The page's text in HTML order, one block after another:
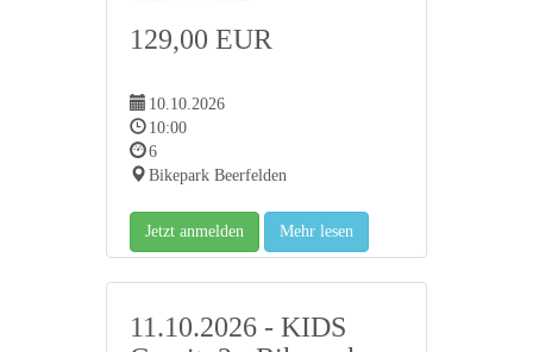
129,00 EUR
10.10.2026
10:00
6
Bikepark Beerfelden
Jetzt anmelden Mehr lesen
11.10.2026 - KIDS